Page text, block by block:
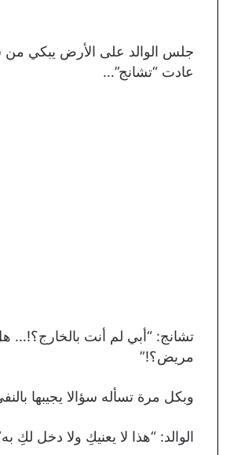
جلس الوالد على الأرض يبكي من
عادت “تشانج”…
تشانج: “أبي لم أنت
مريض؟!”
وبكل مرة تسأله سؤالا يجيبها
الوالد: “هذا لا يعنيكِ ولا دخل لكِ